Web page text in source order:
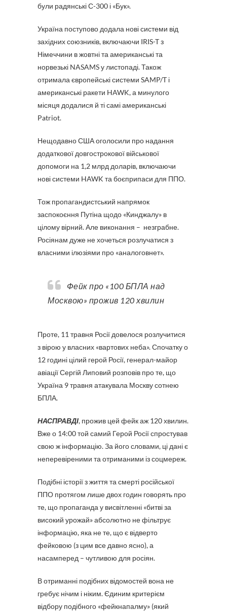
були радянські С-300 і «Бук».
Україна поступово додала нові системи від
західних союзників, включаючи IRIS-T з
Німеччини в жовтні та американські та
норвезькі NASAMS у листопаді. Також
отримала європейські системи SAMP/T і
американські ракети HAWK, а минулого
місяця додалися й ті самі американські
Patriot.
Нещодавно США оголосили про надання
додаткової довгострокової військової
допомоги на 1,2 млрд доларів, включаючи
нові системи HAWK та боєприпаси для ППО.
Тож пропагандистський напрямок
заспокоєння Путіна щодо «Кинджалу» в
цілому вірний. Але виконання – незграбне.
Росіянам дуже не хочеться розлучатися з
власними ілюзіями про «аналоговнет».
Фейк про «100 БПЛА над
Москвою» прожив 120 хвилин
Проте, 11 травня Росії довелося розлучитися
з вірою у власних «вартових неба». Спочатку о
12 годині цілий герой Росії, генерал-майор
авіації Сергій Липовий розповів про те, що
Україна 9 травня атакувала Москву сотнею
БПЛА.
НАСПРАВДІ, прожив цей фейк аж 120 хвилин.
Вже о 14:00 той самий Герой Росії спростував
свою ж інформацію. За його словами, ці дані є
неперевіреними та отриманими із соцмереж.
Подібні історії з життя та смерті російської
ППО протягом лише двох годин говорять про
те, що пропаганда у висвітленні «битві за
високий урожай» абсолютно не фільтрує
інформацію, яка не те, що є відверто
фейковою (з цим все давно ясно), а
насамперед – чутливою для росіян.
В отриманні подібних відомостей вона не
гребує нічим і ніким. Єдиним критерієм
відбору подібного «фейкнапалму» (який